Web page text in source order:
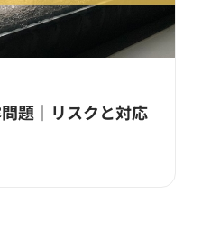
題｜リスクと対応